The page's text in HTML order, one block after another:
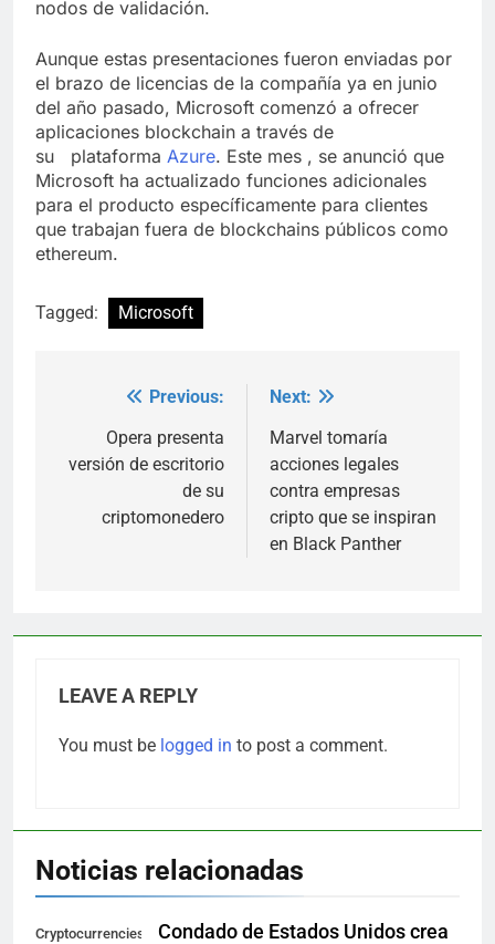
nodos de validación.
Aunque estas presentaciones fueron enviadas por
el brazo de licencias de la compañía ya en junio
del año pasado, Microsoft comenzó a ofrecer
aplicaciones blockchain a través de
su plataforma Azure. Este mes , se anunció que
Microsoft ha actualizado funciones adicionales
para el producto específicamente para clientes
que trabajan fuera de blockchains públicos como
ethereum.
Tagged: Microsoft
navigation
Previous:
Opera presenta
versión de escritorio
de su
criptomonedero
Next:
Marvel tomaría
acciones legales
contra empresas
cripto que se inspiran
en Black Panther
LEAVE A REPLY
You must be logged in to post a comment.
Noticias relacionadas
Cryptocurrencies
Condado de Estados Unidos crea